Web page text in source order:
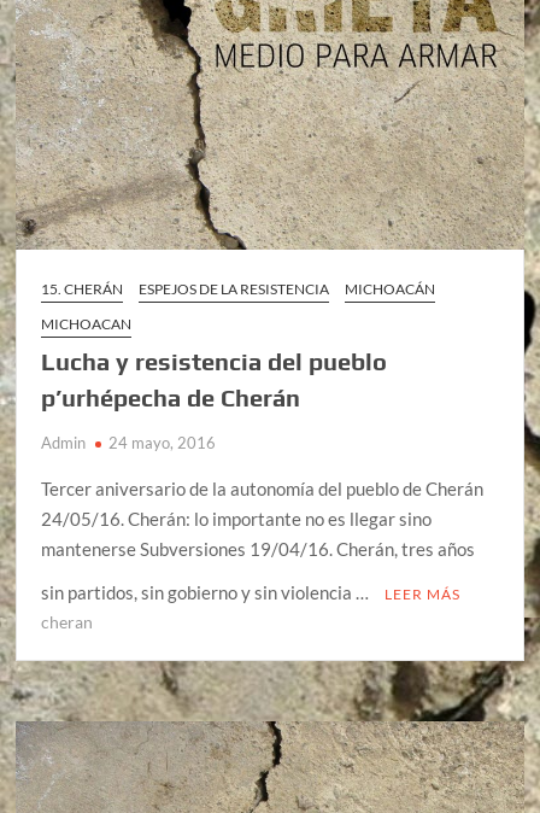
15. CHERÁN ESPEJOS DE LA RESISTENCIA
MICHOACÁN
MICHOACAN
Lucha y resistencia del pueblo
p’urhépecha de Cherán
Admin 24 mayo, 2016
Tercer aniversario de la autonomía del pueblo de Cherán
24/05/16. Cherán: lo importante no es llegar sino
mantenerse Subversiones 19/04/16. Cherán, tres años
sin partidos, sin gobierno y sin violencia …
LEER MÁS
cheran